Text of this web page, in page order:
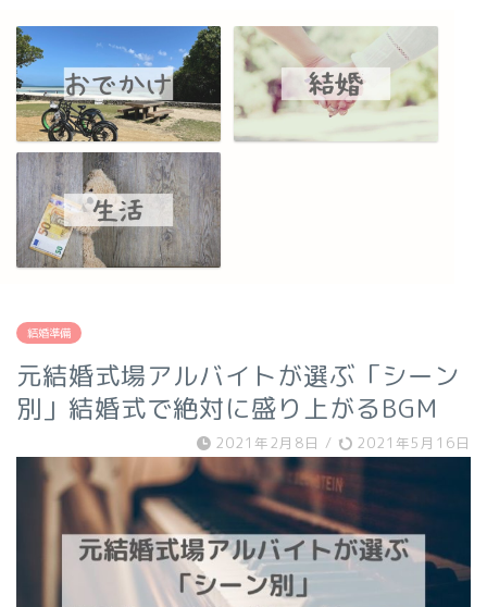
結婚準備
元結婚式場アルバイトが選ぶ「シーン
別」結婚式で絶対に盛り上がるBGM
2021年2月8日 / 2021年5月16日